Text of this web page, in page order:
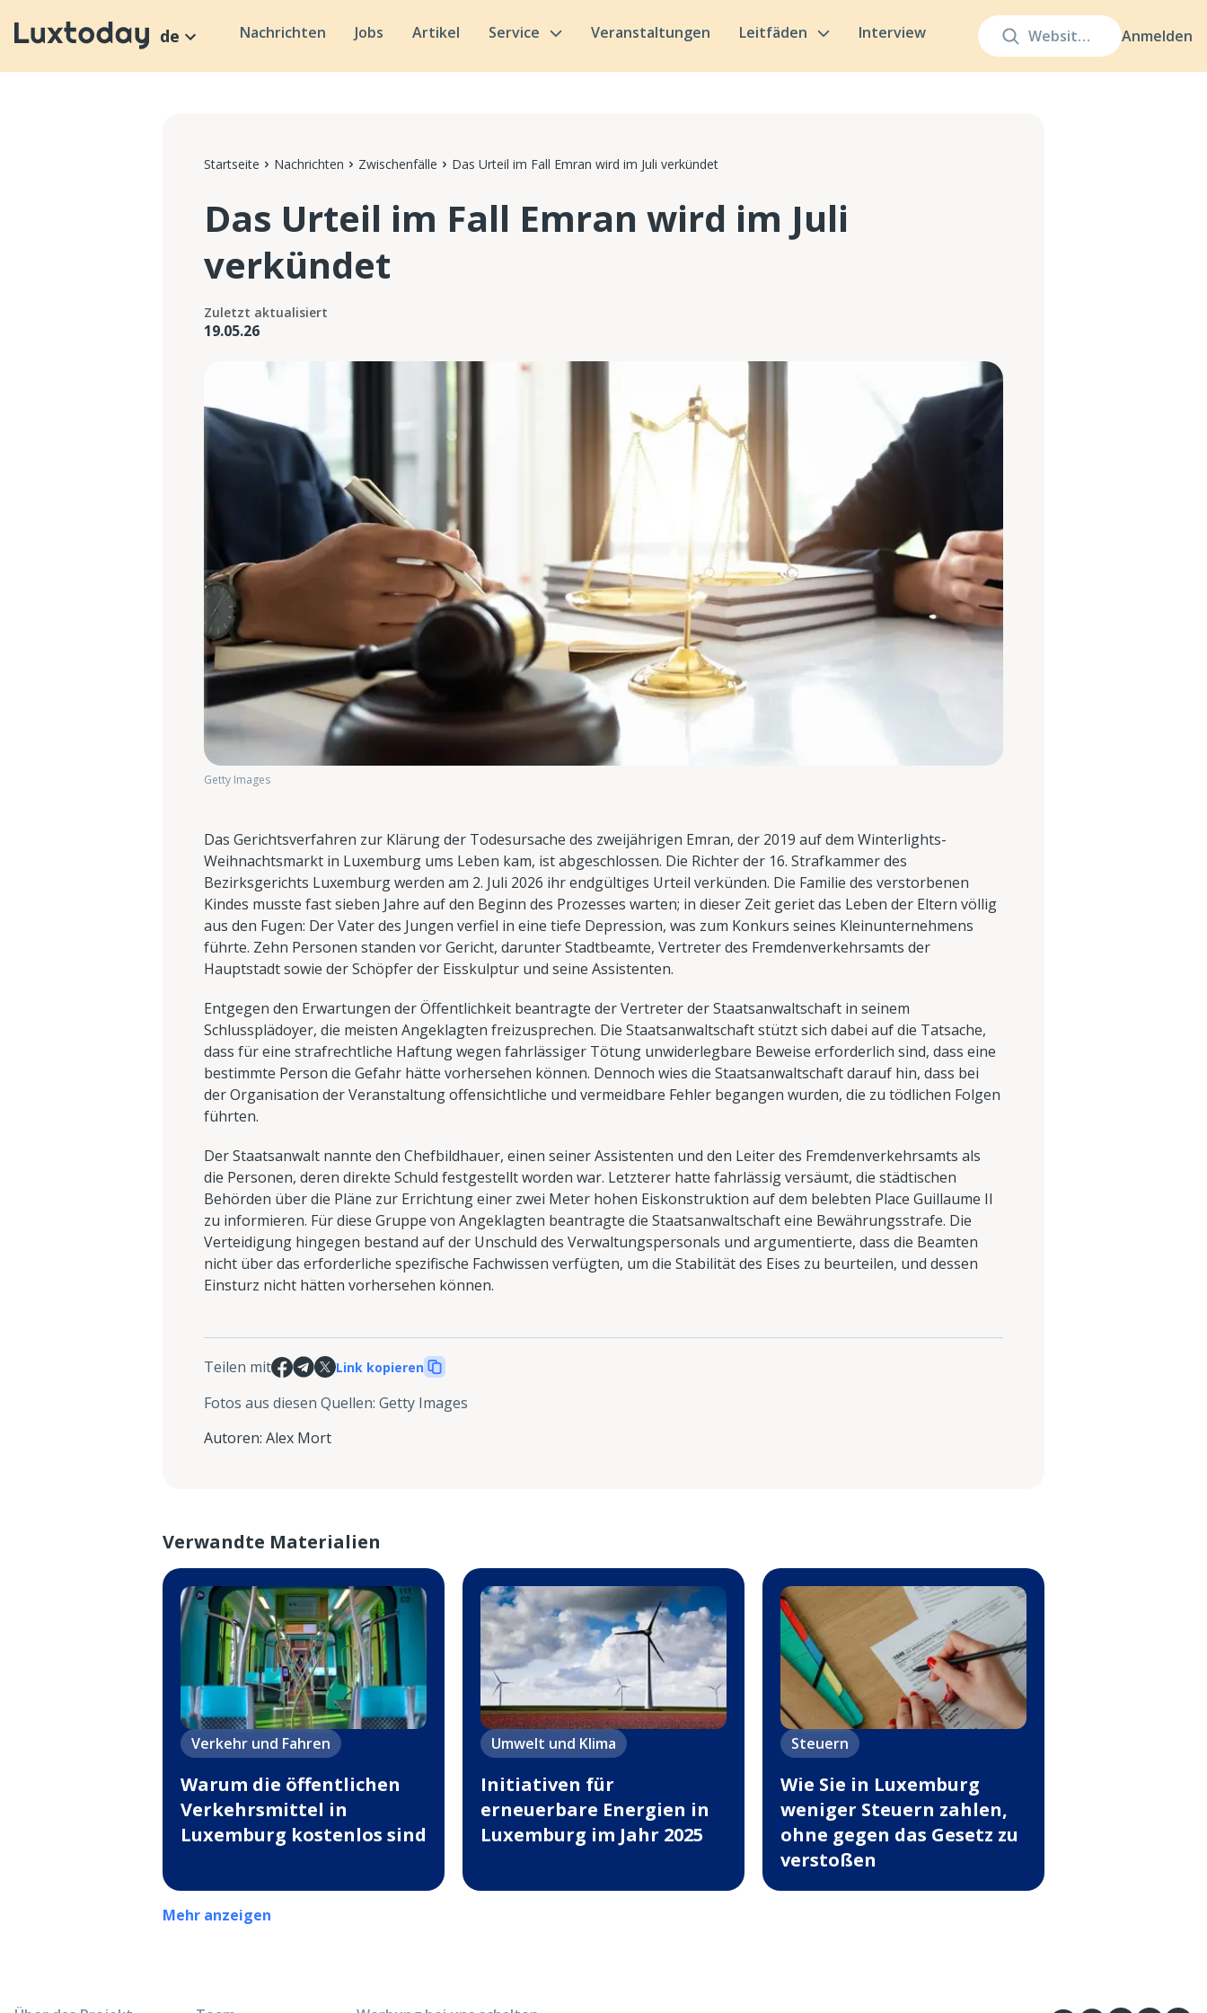
Anmelden
de Nachrichten Jobs Artikel Service Veranstaltungen Leitfäden Interview
Startseite Nachrichten Zwischenfälle Das Urteil im Fall Emran wird im Juli verkündet
Das Urteil im Fall Emran wird im Juli
verkündet
Zuletzt aktualisiert
19.05.26
Getty Images
Das Gerichtsverfahren zur Klärung der Todesursache des zweijährigen Emran, der 2019 auf dem Winterlights-
Weihnachtsmarkt in Luxemburg ums Leben kam, ist abgeschlossen. Die Richter der 16. Strafkammer des
Bezirksgerichts Luxemburg werden am 2. Juli 2026 ihr endgültiges Urteil verkünden. Die Familie des verstorbenen
Kindes musste fast sieben Jahre auf den Beginn des Prozesses warten; in dieser Zeit geriet das Leben der Eltern völlig
aus den Fugen: Der Vater des Jungen verfiel in eine tiefe Depression, was zum Konkurs seines Kleinunternehmens
führte. Zehn Personen standen vor Gericht, darunter Stadtbeamte, Vertreter des Fremdenverkehrsamts der
Hauptstadt sowie der Schöpfer der Eisskulptur und seine Assistenten.
Entgegen den Erwartungen der Öffentlichkeit beantragte der Vertreter der Staatsanwaltschaft in seinem
Schlussplädoyer, die meisten Angeklagten freizusprechen. Die Staatsanwaltschaft stützt sich dabei auf die Tatsache,
dass für eine strafrechtliche Haftung wegen fahrlässiger Tötung unwiderlegbare Beweise erforderlich sind, dass eine
bestimmte Person die Gefahr hätte vorhersehen können. Dennoch wies die Staatsanwaltschaft darauf hin, dass bei
der Organisation der Veranstaltung offensichtliche und vermeidbare Fehler begangen wurden, die zu tödlichen Folgen
führten.
Der Staatsanwalt nannte den Chefbildhauer, einen seiner Assistenten und den Leiter des Fremdenverkehrsamts als
die Personen, deren direkte Schuld festgestellt worden war. Letzterer hatte fahrlässig versäumt, die städtischen
Behörden über die Pläne zur Errichtung einer zwei Meter hohen Eiskonstruktion auf dem belebten Place Guillaume II
zu informieren. Für diese Gruppe von Angeklagten beantragte die Staatsanwaltschaft eine Bewährungsstrafe. Die
Verteidigung hingegen bestand auf der Unschuld des Verwaltungspersonals und argumentierte, dass die Beamten
nicht über das erforderliche spezifische Fachwissen verfügten, um die Stabilität des Eises zu beurteilen, und dessen
Einsturz nicht hätten vorhersehen können.
Teilen mit Link kopieren
Fotos aus diesen Quellen: Getty Images
Autoren: Alex Mort
Verwandte Materialien
Verkehr und Fahren
Warum die öffentlichen
Verkehrsmittel in
Luxemburg kostenlos sind
Umwelt und Klima
Initiativen für
erneuerbare Energien in
Luxemburg im Jahr 2025
Steuern
Wie Sie in Luxemburg
weniger Steuern zahlen,
ohne gegen das Gesetz zu
verstoßen
Mehr anzeigen